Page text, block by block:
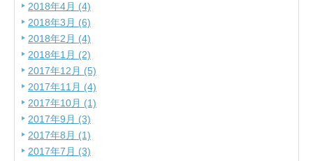
2018年4月 (4)
2018年3月 (6)
2018年2月 (4)
2018年1月 (2)
2017年12月 (5)
2017年11月 (4)
2017年10月 (1)
2017年9月 (3)
2017年8月 (1)
2017年7月 (3)